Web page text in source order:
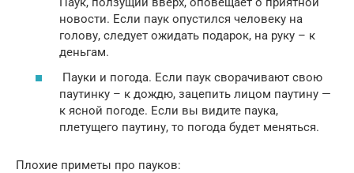
новости. Если паук опустился человеку на
голову, следует ожидать подарок, на руку – к
деньгам.
Пауки и погода. Если паук сворачивают свою
паутинку – к дождю, зацепить лицом паутину —
к ясной погоде. Если вы видите паука,
плетущего паутину, то погода будет меняться.
Плохие приметы про пауков: